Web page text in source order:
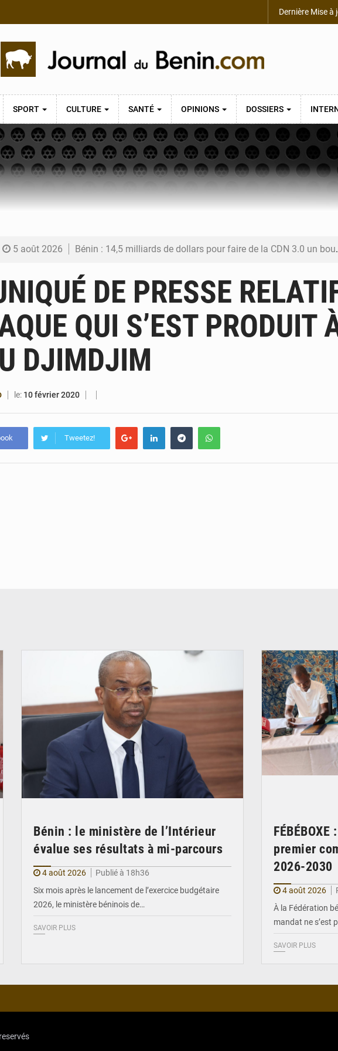
Dernière Mise
SPORT CULTURE SANTÉ OPINIONS DOSSIERS
5 août 2026 Bénin : 14,5 milliards de dollars pour faire de la CDN 3.0 un bouclier économique
Bénin : le ministère de l’Intérieur évalue ses résultats à mi-parcours
4 août 2026 FÉBÉBOXE : la gouvernance, premier combat de la mandature 2026-2030
3 août 2026 Valse des entraîneurs en Première Division béninoise
3 août 2026 Noyade tragique à Kalalé : 2 enfants perdent la vie à Gawézi
DE PRESSE
QUI S’EST PRODUIT
DJIMDJIM
le: 10 février 2020
Tweetez!
Bénin : le ministère de l’Intérieur
évalue ses résultats à mi-parcours
4 août 2026
Publié à 18h36
Six mois après le lancement de l’exercice budgétaire
2026, le ministère béninois de…
SAVOIR PLUS
premier
2026-2030
4 août 2026
À la Fédération
mandat ne s’est
SAVOIR PLUS